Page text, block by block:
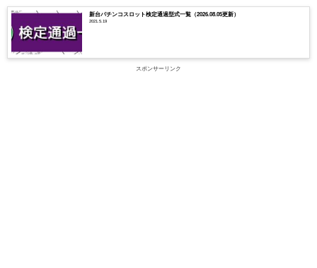
新台パチンコスロット検定通過型式一覧（2026.08.05更新）
2021.5.19
スポンサーリンク